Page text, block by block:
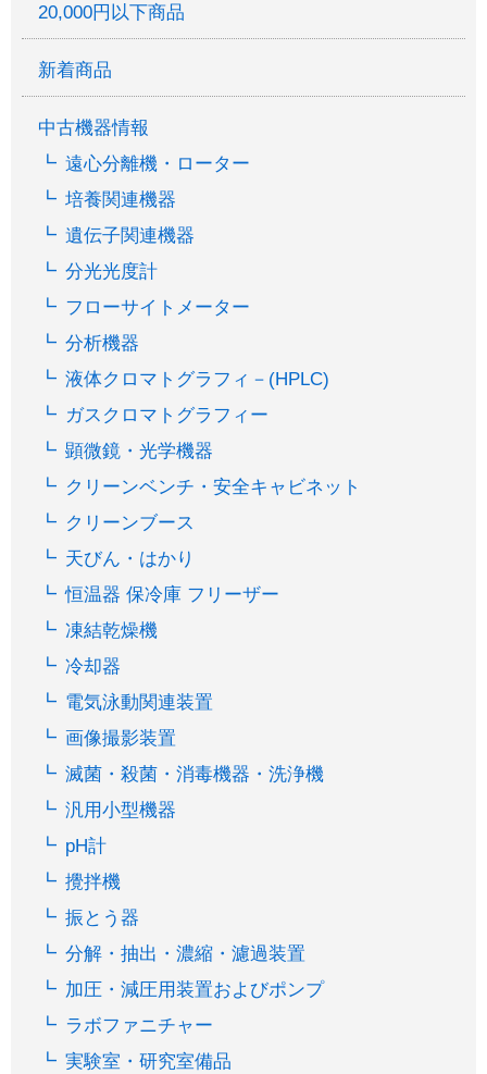
20,000円以下商品
新着商品
中古機器情報
遠心分離機・ローター
培養関連機器
遺伝子関連機器
分光光度計
フローサイトメーター
分析機器
液体クロマトグラフィ－(HPLC)
ガスクロマトグラフィー
顕微鏡・光学機器
クリーンベンチ・安全キャビネット
クリーンブース
天びん・はかり
恒温器 保冷庫 フリーザー
凍結乾燥機
冷却器
電気泳動関連装置
画像撮影装置
滅菌・殺菌・消毒機器・洗浄機
汎用小型機器
pH計
攪拌機
振とう器
分解・抽出・濃縮・濾過装置
加圧・減圧用装置およびポンプ
ラボファニチャー
実験室・研究室備品